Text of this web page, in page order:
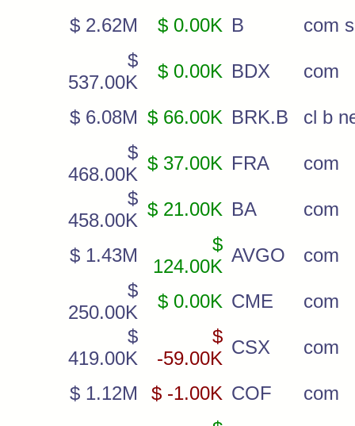
$ 2.62M $ 0.00K B
com
$
537.00K
$ 0.00K BDX com
$ 6.08M $ 66.00K BRK.B
cl b
$
468.00K
$ 37.00K FRA
com
$
458.00K
$ 21.00K BA com
$ 1.43M
$
124.00K
AVGO
com
$
250.00K
$ 0.00K CME
com
$
419.00K
$
-59.00K
CSX com
$ 1.12M $ -1.00K COF com